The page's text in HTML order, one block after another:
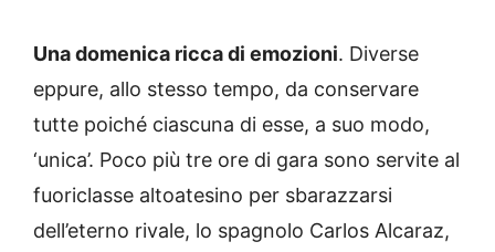
Una domenica ricca di emozioni. Diverse
eppure, allo stesso tempo, da conservare
tutte poiché ciascuna di esse, a suo modo,
‘unica’. Poco più tre ore di gara sono servite al
fuoriclasse altoatesino per sbarazzarsi
dell’eterno rivale, lo spagnolo Carlos Alcaraz,